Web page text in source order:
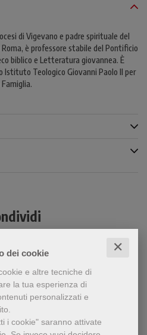
dei cookie ✕
e altre tecniche di
la tua esperienza di
personalizzati e
i cookie" saranno attivate
di Vigevano e padre spirituale del
è professore stabile del Pontificio
biblico e Letteratura giovannea. È
Istituto Teologico Giovanni Paolo II per